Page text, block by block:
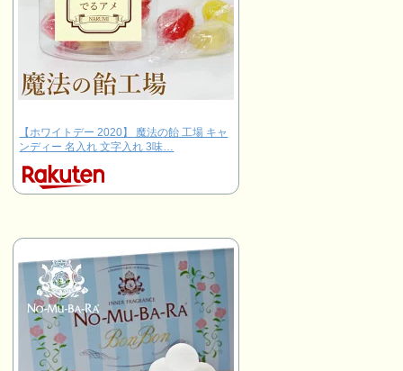
【ホワイトデー 2020】 魔法の飴 工場 キャ
ンディー 名入れ 文字入れ 3味…